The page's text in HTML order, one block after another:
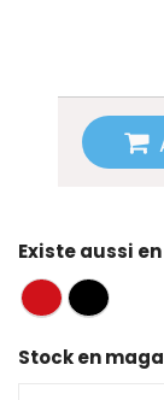
Existe aussi
Stock en